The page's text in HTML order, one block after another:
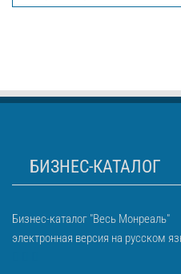
БИЗНЕС-КАТАЛОГ
Бизнес-каталог "Весь Монреаль"
электронная версия на русском